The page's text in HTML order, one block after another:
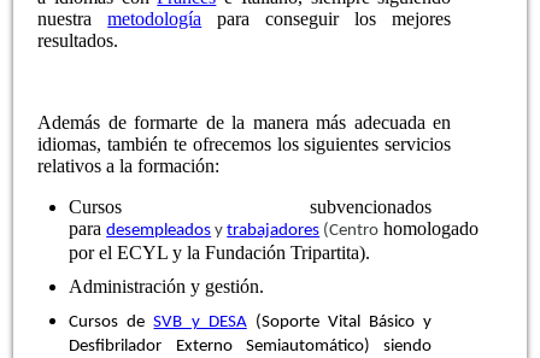
nuestrametodología para conseguir los mejores
resultados.
Además de formarte de la manera más adecuada en
idiomas, también te ofrecemos los siguientes servicios
relativos a la formación:
Cursos subvencionados
paradesempleados ytrabajadores (Centro homologado
por el ECYL y la Fundación Tripartita).
Administración y gestión.
Cursos deSVB y DESA(Soporte Vital Básico y
Desfibrilador Externo Semiautomático) siendo